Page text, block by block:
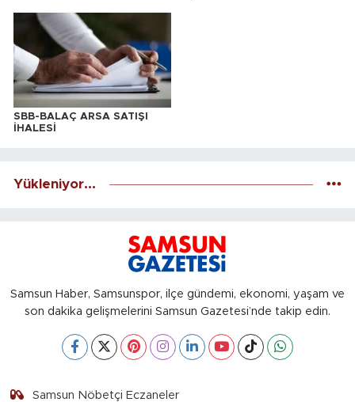
SBB-BALAÇ ARSA SATIŞI
İHALESİ
Yükleniyor...
Samsun Haber, Samsunspor, ilçe gündemi, ekonomi, yaşam ve
son dakika gelişmelerini Samsun Gazetesi’nde takip edin.
Samsun Nöbetçi Eczaneler